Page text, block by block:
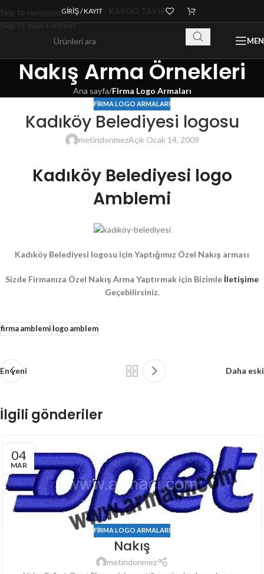
Skip to navigation
Skip to main content
GIRIŞ / KAYIT KARGO TAKİP
Nakış Arma Örnekleri
Ana sayfa/Firma Logo Armaları
FIRMA LOGO ARMALARI
Kadıköy Belediyesi logosu
metindonmezAçık Ocak 14, 2009
Kadıköy Belediyesi logo
Amblemi
Kadıköy Belediyesi logosu için Yaptığımız Özel Nakış arması
Sizde Firmanıza Özel Nakış Arma Yaptırmak için Bizimle İletişime
Geçebilirsiniz.
firma amblemi logo amblem
En yeni Daha eski
İlgili gönderiler
04
MAR
FIRMA LOGO ARMALARI
Nakış
metindonmez